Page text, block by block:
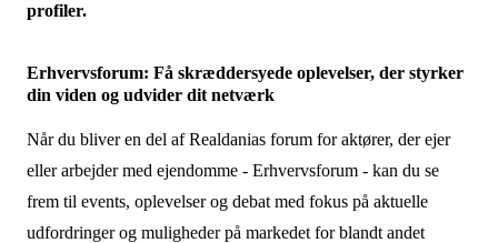
profiler.
Erhvervsforum: Få skræddersyede oplevelser, der styrker
din viden og udvider dit netværk
Når du bliver en del af Realdanias forum for aktører, der ejer
eller arbejder med ejendomme - Erhvervsforum - kan du se
frem til events, oplevelser og debat med fokus på aktuelle
udfordringer og muligheder på markedet for blandt andet